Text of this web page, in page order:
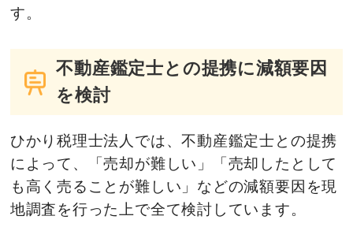
す。
不動産鑑定士との提携に減額要因
を検討
ひかり税理士法人では、不動産鑑定士との提携
によって、「売却が難しい」「売却したとして
も高く売ることが難しい」などの減額要因を現
地調査を行った上で全て検討しています。